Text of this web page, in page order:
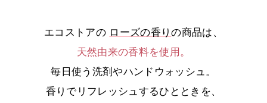
エコストアの ローズの香りの商品は、
天然由来の香料を使用。
毎日使う洗剤やハンドウォッシュ。
香りでリフレッシュするひとときを、